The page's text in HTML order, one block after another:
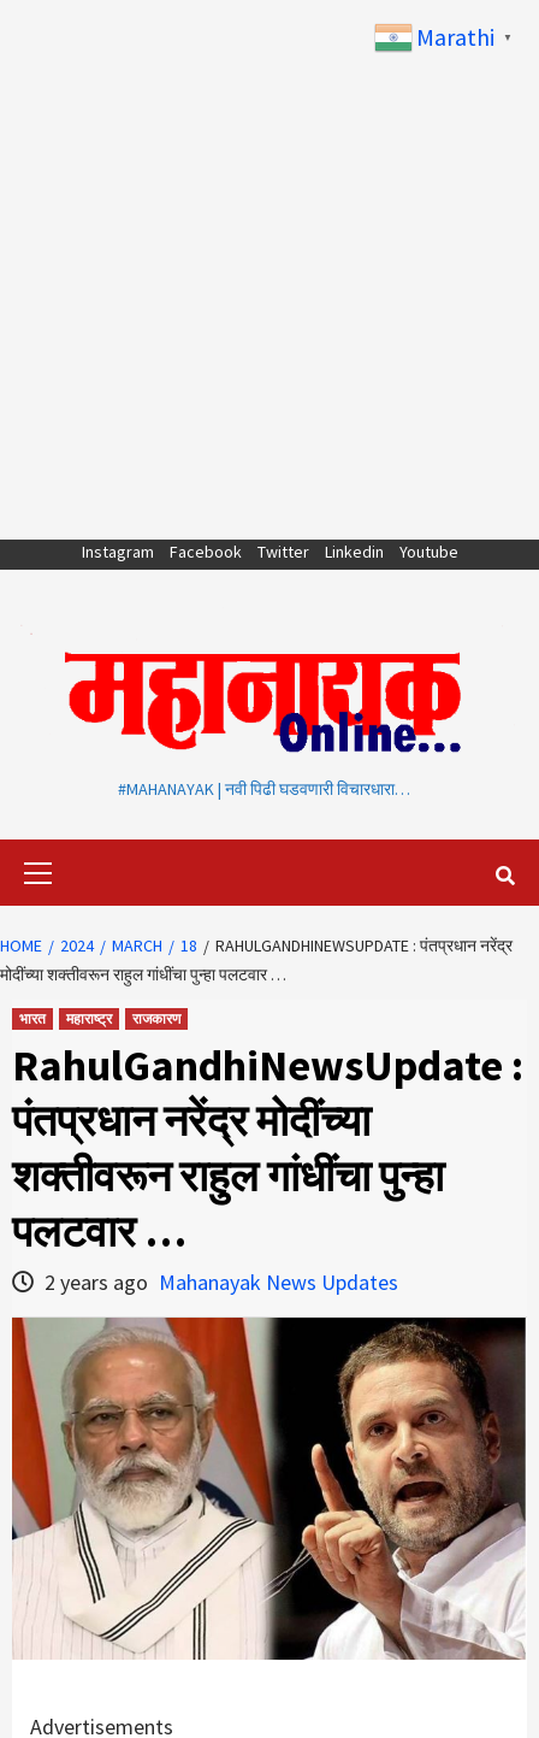
Instagram Facebook Twitter Linkedin Youtube
#MAHANAYAK | नवी पिढी घडवणारी विचारधारा…
HOME 2024 MARCH 18
RAHULGANDHINEWSUPDATE : पंतप्रधान नरेंद्र
मोदींच्या शक्तीवरून राहुल गांधींचा पुन्हा पलटवार …
भारत महाराष्ट्र राजकारण
RahulGandhiNewsUpdate :
पंतप्रधान नरेंद्र मोदींच्या
शक्तीवरून राहुल गांधींचा पुन्हा
पलटवार …
2 years ago Mahanayak News Updates
Advertisements
Marathi ▼